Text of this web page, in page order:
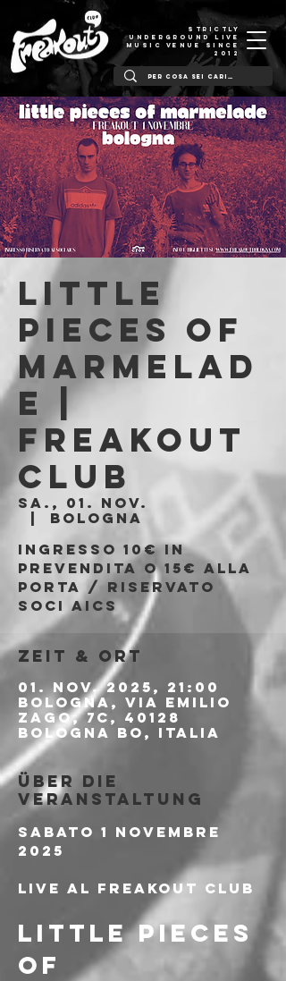
STRICTLY
UNDERGROUND LIVE
MUSIC VENUE SINCE
2012
Little
Pieces of
Marmelad
e |
Freakout
Club
Sa., 01. Nov.
Bologna
Ingresso 10€ in
prevendita o 15€ alla
porta / Riservato
soci AICS
Zeit & Ort
01. Nov. 2025, 21:00
Bologna, Via Emilio
Zago, 7c, 40128
Bologna BO, Italia
Über die
Veranstaltung
Sabato 1 Novembre
2025
Live al Freakout Club
LITTLE PIECES
OF